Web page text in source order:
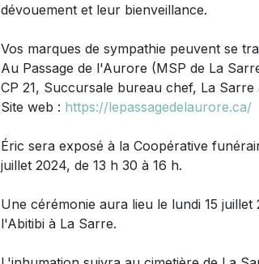
dévouement et leur bienveillance.
Vos marques de sympathie peuvent se
Au Passage de l'Aurore (MSP de La
CP 21, Succursale bureau chef, La Sarre
Site web : https://lepassagedelaurore.ca/
Éric sera exposé à la Coopérative
juillet 2024, de 13 h 30 à 16 h.
Une cérémonie aura lieu le lundi 15
l'Abitibi à La Sarre.